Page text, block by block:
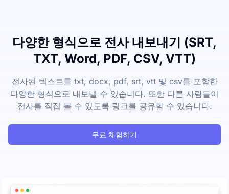
다양한 형식으로 전사 내보내기 (SRT,
TXT, Word, PDF, CSV, VTT)
전사된 텍스트를 txt, docx, pdf, srt, vtt 및 csv를 포함한
다양한 형식으로 내보낼 수 있습니다. 또한 다른 사람들이
전사를 직접 볼 수 있도록 링크를 공유할 수 있습니다.
무료 체험하기